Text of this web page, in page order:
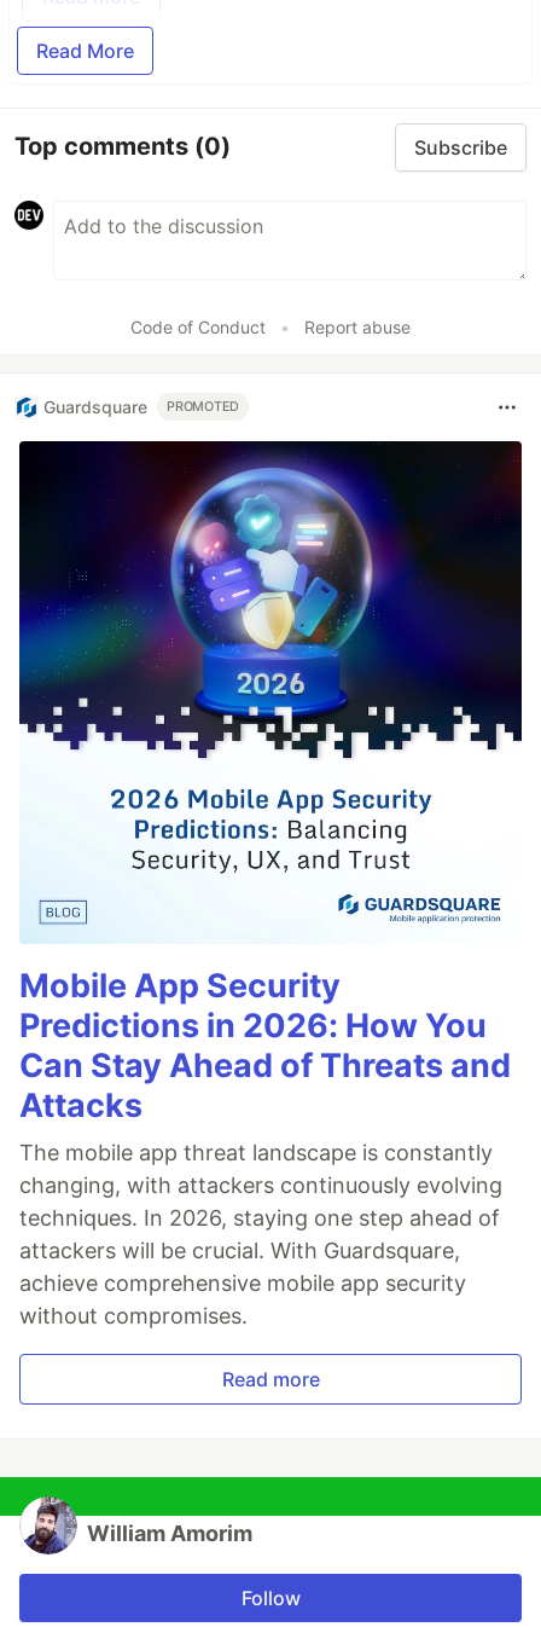
Read More
Top comments (0) Subscribe
Code of Conduct • Report abuse
Guardsquare PROMOTED
Mobile App Security
Predictions in 2026: How You
Can Stay Ahead of Threats and
Attacks
The mobile app threat landscape is constantly
changing, with attackers continuously evolving
techniques. In 2026, staying one step ahead of
attackers will be crucial. With Guardsquare,
achieve comprehensive mobile app security
without compromises.
Read more
William Amorim
Follow